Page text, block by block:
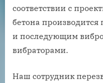
соответствии с
бетона
и последующим
вибраторами.
Наш сотрудник